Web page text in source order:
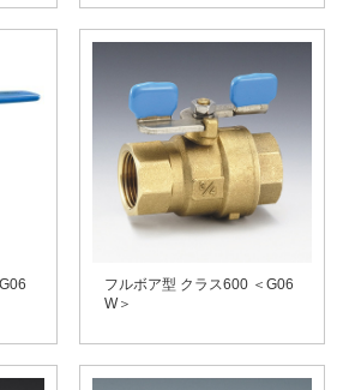
フルボア型 クラス600 ＜G06
W＞